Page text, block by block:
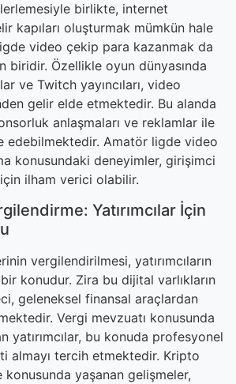
birlikte, internet
kapıları oluşturmak mümkün hale
video çekip para kazanmak da
biridir. Özellikle oyun dünyasında
ve Twitch yayıncıları, video
gelir elde etmektedir. Bu alanda
anlaşmaları ve reklamlar ile
edebilmektedir. Amatör ligde video
konusundaki deneyimler, girişimci
ilham verici olabilir.
Yatırımcılar İçin
vergilendirilmesi, yatırımcıların
konudur. Zira bu dijital varlıkların
geleneksel finansal araçlardan
Vergi mevzuatı konusunda
yatırımcılar, bu konuda profesyonel
almayı tercih etmektedir. Kripto
yaşanan gelişmeler,